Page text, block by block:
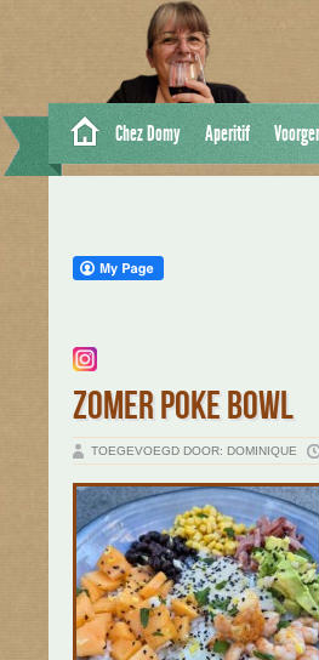
Chez Domy Aperitif
ZOMER POKE BOWL
TOEGEVOEGD DOOR: DOMINIQUE